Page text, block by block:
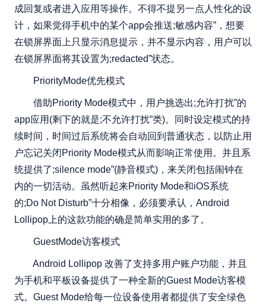
成回复或者进入应用等操作。不得不提另一点人性化的设
计，如果觉得手机中的某个app会推送;敏感内容”，想要
在锁屏界面上只显示消息提示，并不显示内容，用户可以
在锁屏界面将其设置为;redacted”状态。
PriorityMode优先模式
借助Priority Mode模式中，用户挑选出;允许打扰”的
app应用(剩下的就是;不允许打扰”类)。同时设定模式的持
续时间，时间过后系统将会自动回到普通状态，以防止用
户忘记关闭Priority Mode模式从而影响正常使用。并且系
统提供了;silence mode”(静音模式)，来关闭包括闹钟在
内的一切活动。虽然听起来Priority Mode和iOS系统
的;Do Not Disturb”十分相像，必须要承认，Android
Lollipop上的这款功能的确是简单实用的多了。
GuestMode访客模式
Android Lollipop 改善了支持多用户账户功能，并且
为手机和平板设备提供了一种全新的Guest Mode访客模
式。Guest Mode给每一位设备使用者都提供了安全绿色